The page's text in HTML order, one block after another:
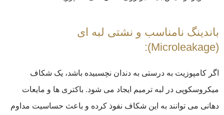
باندینگ نامناسب و نشتی لبه ای
(Microleakage):
اگر کامپوزیت به درستی به دندان نچسبیده باشد، یک شکاف
میکروسکوپی در لبه ترمیم ایجاد می شود. باکتری ها و مایعات
دهانی می توانند به این شکاف نفوذ کرده و باعث حساسیت مداوم